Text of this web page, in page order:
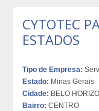
CYTOTEC
ESTADOS
Tipo de Empresa:
Estado: Minas Gerais
Cidade: BELO
Bairro: CENTRO